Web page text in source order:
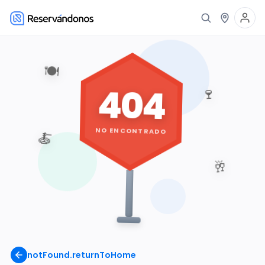
notFound.returnToHome
🍽️
🍷
🥂
🍝
404
NO ENCONTRADO